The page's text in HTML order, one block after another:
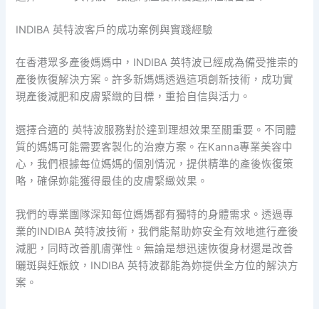
INDIBA 英特波客戶的成功案例與實踐經驗
在香港眾多產後媽媽中，INDIBA 英特波已經成為備受推崇的
產後恢復解決方案。許多新媽媽透過這項創新技術，成功實
現產後減肥和皮膚緊緻的目標，重拾自信與活力。
選擇合適的 英特波服務對於達到理想效果至關重要。不同體
質的媽媽可能需要客製化的治療方案。在Kanna專業美容中
心，我們根據每位媽媽的個別情況，提供精準的產後恢復策
略，確保妳能獲得最佳的皮膚緊緻效果。
我們的專業團隊深知每位媽媽都有獨特的身體需求。透過專
業的INDIBA 英特波技術，我們能幫助妳安全有效地進行產後
減肥，同時改善肌膚彈性。無論是想迅速恢復身材還是改善
曬斑與妊娠紋，INDIBA 英特波都能為妳提供全方位的解決方
案。